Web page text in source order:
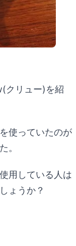
クリュー)を紹
使っていたのが
。
用している人は
ょうか？